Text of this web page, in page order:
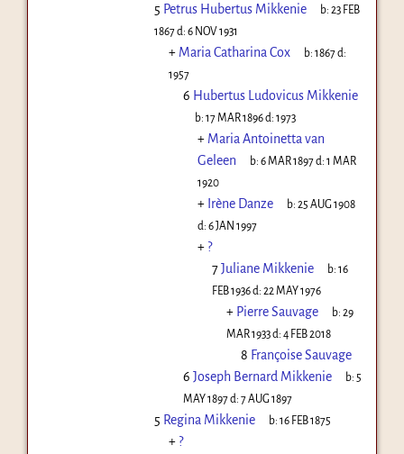
5 Petrus Hubertus Mikkenie b:23 FEB
1867d: 6 NOV 1931
+ Maria Catharina Cox b:1867d:
1957
6 Hubertus Ludovicus Mikkenie
b:17 MAR 1896d:1973
+ Maria Antoinetta van
Geleen
b:6 MAR 1897d:1 MAR
1920
+ Irène Danze b:25 AUG 1908
d: 6 JAN 1997
+ ?
7Juliane Mikkenie b:16
FEB 1936d: 22 MAY 1976
+ Pierre Sauvage b:29
MAR 1933d: 4 FEB 2018
8 Françoise Sauvage
6 Joseph Bernard Mikkenie b: 5
MAY 1897d: 7 AUG 1897
5 Regina Mikkenie b:16 FEB 1875
+ ?